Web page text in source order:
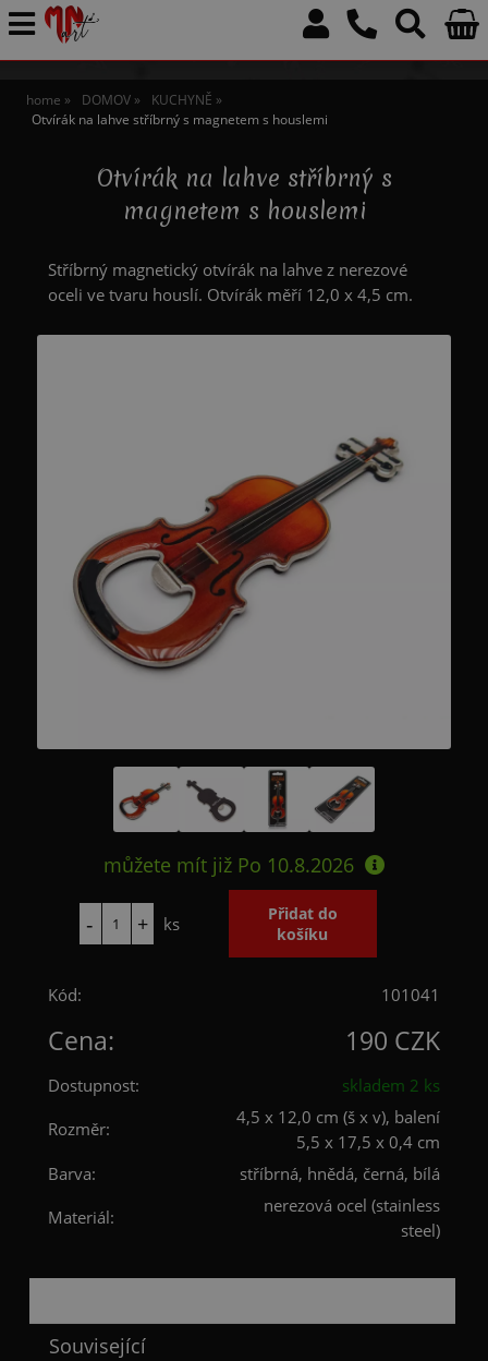
home DOMOV
KUCHYNĚ
Otvírák na lahve stříbrný s magnetem s houslemi
Otvírák na lahve stříbrný s
magnetem s houslemi
Stříbrný magnetický otvírák na lahve z nerezové
oceli ve tvaru houslí. Otvírák měří 12,0 x 4,5 cm.
můžete mít již Po 10.8.2026
ks
Kód: 101041
Cena: 190 CZK
Dostupnost:
skladem 2 ks
Rozměr:
4,5 x 12,0 cm (š x v), balení
5,5 x 17,5 x 0,4 cm
Barva:
stříbrná, hnědá, černá, bílá
Materiál:
nerezová ocel (stainless
steel)
Související